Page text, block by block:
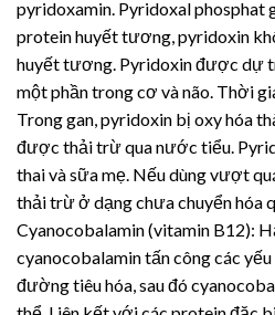
pyridoxamin. Pyridoxal phosphat
protein huyết tương, pyridoxin
huyết tương. Pyridoxin được dự
một phần trong cơ và não. Thời
Trong gan, pyridoxin bị oxy hóa
được thải trừ qua nước tiểu.
thai và sữa mẹ. Nếu dùng vượt
thải trừ ở dạng chưa chuyển hóa
Cyanocobalamin (vitamin B12):
cyanocobalamin tấn công các
đường tiêu hóa, sau đó